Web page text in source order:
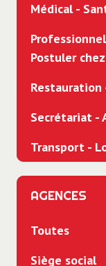
Médical -
Postuler chez
Restauration
Secrétariat -
Transport -
AGENCES
Toutes
Siège social